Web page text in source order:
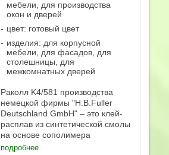
мебели, для производства
окон и дверей
цвет: готовый цвет
изделия: для корпусной
мебели, для фасадов, для
столешницы, для
межкомнатных дверей
Раколл K4/581 производства
немецкой фирмы "H.B.Fuller
Deutschland GmbH" – это клей-
расплав из синтетической смолы
на основе cополимера
этиленвинилацетата,
подробнее